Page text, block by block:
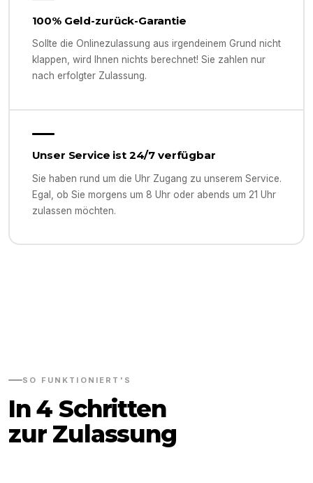
100% Geld-zurück-Garantie
Sollte die Onlinezulassung aus irgendeinem Grund nicht
klappen, wird Ihnen nichts berechnet! Sie zahlen nur
nach erfolgter Zulassung.
Unser Service ist 24/7 verfügbar
Sie haben rund um die Uhr Zugang zu unserem Service.
Egal, ob Sie morgens um 8 Uhr oder abends um 21 Uhr
zulassen möchten.
SO FUNKTIONIERT'S
In 4 Schritten
zur Zulassung